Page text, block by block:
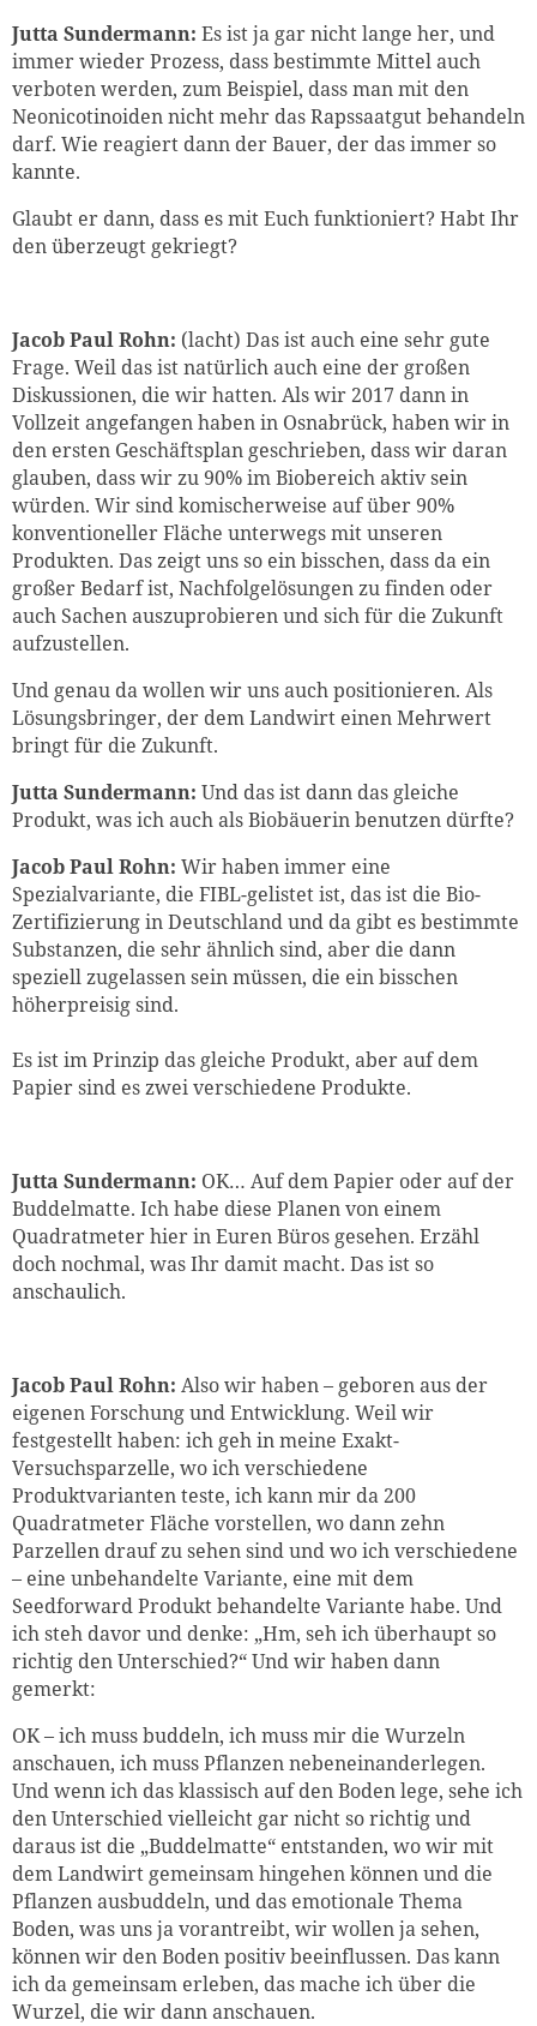
Jutta Sundermann: Es ist ja gar nicht lange her, und
immer wieder Prozess, dass bestimmte Mittel auch
verboten werden, zum Beispiel, dass man mit den
Neonicotinoiden nicht mehr das Rapssaatgut behandeln
darf. Wie reagiert dann der Bauer, der das immer so
kannte.
Glaubt er dann, dass es mit Euch funktioniert? Habt Ihr
den überzeugt gekriegt?
Jacob Paul Rohn: (lacht) Das ist auch eine sehr gute
Frage. Weil das ist natürlich auch eine der großen
Diskussionen, die wir hatten. Als wir 2017 dann in
Vollzeit angefangen haben in Osnabrück, haben wir in
den ersten Geschäftsplan geschrieben, dass wir daran
glauben, dass wir zu 90% im Biobereich aktiv sein
würden. Wir sind komischerweise auf über 90%
konventioneller Fläche unterwegs mit unseren
Produkten. Das zeigt uns so ein bisschen, dass da ein
großer Bedarf ist, Nachfolgelösungen zu finden oder
auch Sachen auszuprobieren und sich für die Zukunft
aufzustellen.
Und genau da wollen wir uns auch positionieren. Als
Lösungsbringer, der dem Landwirt einen Mehrwert
bringt für die Zukunft.
Jutta Sundermann: Und das ist dann das gleiche
Produkt, was ich auch als Biobäuerin benutzen dürfte?
Jacob Paul Rohn: Wir haben immer eine
Spezialvariante, die FIBL-gelistet ist, das ist die Bio-
Zertifizierung in Deutschland und da gibt es bestimmte
Substanzen, die sehr ähnlich sind, aber die dann
speziell zugelassen sein müssen, die ein bisschen
höherpreisig sind.
Es ist im Prinzip das gleiche Produkt, aber auf dem
Papier sind es zwei verschiedene Produkte.
Jutta Sundermann: OK… Auf dem Papier oder auf der
Buddelmatte. Ich habe diese Planen von einem
Quadratmeter hier in Euren Büros gesehen. Erzähl
doch nochmal, was Ihr damit macht. Das ist so
anschaulich.
Jacob Paul Rohn: Also wir haben – geboren aus der
eigenen Forschung und Entwicklung. Weil wir
festgestellt haben: ich geh in meine Exakt-
Versuchsparzelle, wo ich verschiedene
Produktvarianten teste, ich kann mir da 200
Quadratmeter Fläche vorstellen, wo dann zehn
Parzellen drauf zu sehen sind und wo ich verschiedene
– eine unbehandelte Variante, eine mit dem
Seedforward Produktbehandelte Variante habe. Und
ich steh davor und denke: „Hm, seh ich überhaupt so
richtig den Unterschied?“ Und wir haben dann
gemerkt:
OK – ich muss buddeln, ich muss mir die Wurzeln
anschauen, ich muss Pflanzen nebeneinanderlegen.
Und wenn ich das klassisch auf den Boden lege, sehe ich
den Unterschied vielleicht gar nicht so richtig und
daraus ist die „Buddelmatte“ entstanden, wo wir mit
dem Landwirt gemeinsam hingehen können und die
Pflanzen ausbuddeln, und das emotionale Thema
Boden, was uns ja vorantreibt, wir wollen ja sehen,
können wir den Boden positiv beeinflussen. Das kann
ich da gemeinsam erleben, das mache ich über die
Wurzel, die wir dann anschauen.